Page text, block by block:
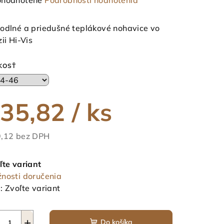
a priedušné teplákové nohavice vo
Hi-Vis
/ ks
bez DPH
variant
doručenia
Zvoľte variant
Do košíka